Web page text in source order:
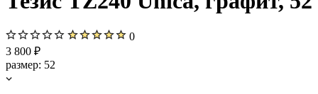
0
3 800 ₽
размер: 52